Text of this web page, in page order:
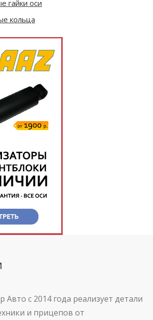
гайки оси
кольца
Авто с 2014 года реализует детали
и прицепов от